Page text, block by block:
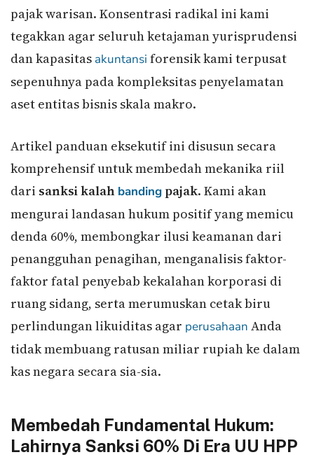
pajak warisan. Konsentrasi radikal ini kami
tegakkan agar seluruh ketajaman yurisprudensi
dan kapasitas akuntansi forensik kami terpusat
sepenuhnya pada kompleksitas penyelamatan
aset entitas bisnis skala makro.
Artikel panduan eksekutif ini disusun secara
komprehensif untuk membedah mekanika riil
dari sanksi kalah bandingpajak. Kami akan
mengurai landasan hukum positif yang memicu
denda 60%, membongkar ilusi keamanan dari
penangguhan penagihan, menganalisis faktor-
faktor fatal penyebab kekalahan korporasi di
ruang sidang, serta merumuskan cetak biru
perlindungan likuiditas agar perusahaan Anda
tidak membuang ratusan miliar rupiah ke dalam
kas negara secara sia-sia.
Membedah Fundamental Hukum:
Lahirnya Sanksi 60% Di Era UU HPP